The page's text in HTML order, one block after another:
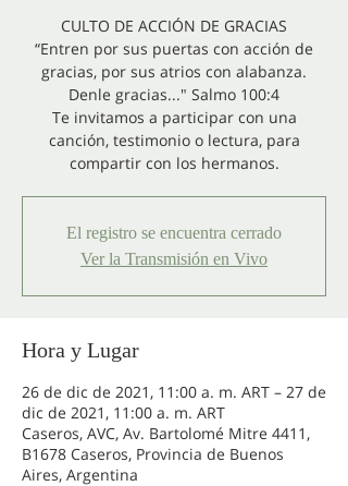
CULTO DE ACCIÓN DE GRACIAS
“Entren por sus puertas con acción de
gracias, por sus atrios con alabanza.
Denle gracias..." Salmo 100:4
Te invitamos a participar con una
canción, testimonio o lectura, para
compartir con los hermanos.
El registro se encuentra cerrado
Ver la Transmisión en Vivo
Hora y Lugar
26 de dic de 2021, 11:00 a. m. ART – 27 de
dic de 2021, 11:00 a. m. ART
Caseros, AVC, Av. Bartolomé Mitre 4411,
B1678 Caseros, Provincia de Buenos
Aires, Argentina